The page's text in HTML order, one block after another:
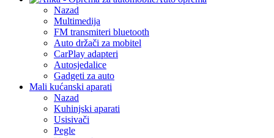
Nazad
Multimedija
FM transmiteri bluetooth
Auto držači za mobitel
CarPlay adapteri
Autosjedalice
Gadgeti za auto
Mali kućanski aparati
Nazad
Kuhinjski aparati
Usisivači
Pegle